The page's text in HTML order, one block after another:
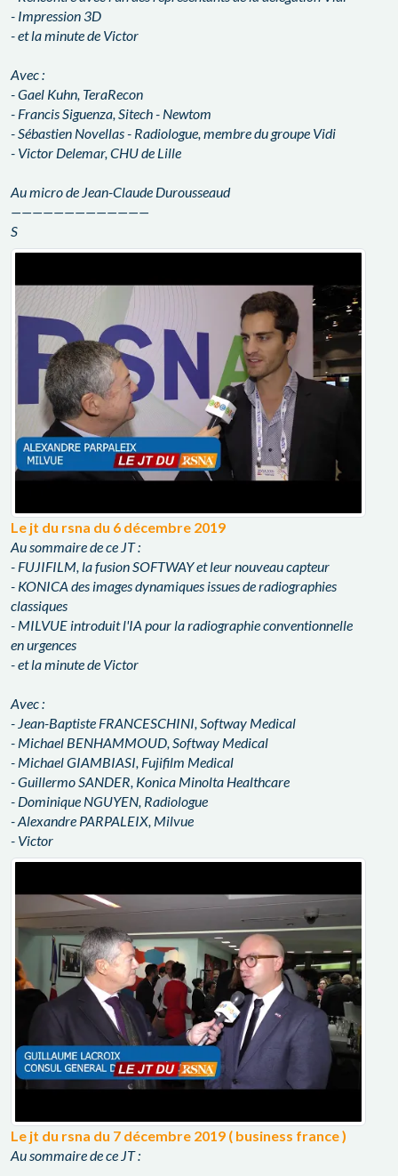
- Impression 3D
- et la minute de Victor
Avec :
- Gael Kuhn, TeraRecon
- Francis Siguenza, Sitech - Newtom
- Sébastien Novellas - Radiologue, membre du groupe Vidi
- Victor Delemar, CHU de Lille
Au micro de Jean-Claude Durousseaud
—————————————
S
Le jt du rsna du 6 décembre 2019
Au sommaire de ce JT :
- FUJIFILM, la fusion SOFTWAY et leur nouveau capteur
- KONICA des images dynamiques issues de radiographies
classiques
- MILVUE introduit l'IA pour la radiographie conventionnelle
en urgences
- et la minute de Victor
Avec :
- Jean-Baptiste FRANCESCHINI, Softway Medical
- Michael BENHAMMOUD, Softway Medical
- Michael GIAMBIASI, Fujifilm Medical
- Guillermo SANDER, Konica Minolta Healthcare
- Dominique NGUYEN, Radiologue
- Alexandre PARPALEIX, Milvue
- Victor
Le jt du rsna du 7 décembre 2019 ( business france )
Au sommaire de ce JT :